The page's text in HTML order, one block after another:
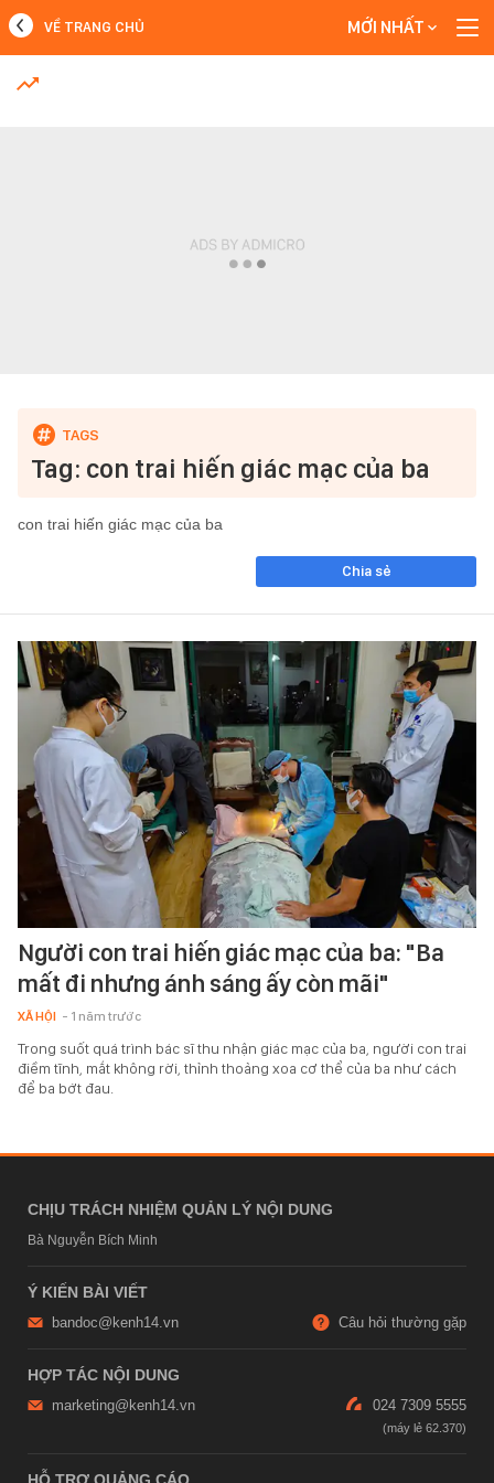
MỚI NHẤT
VỀ TRANG CHỦ MỚI NHẤT
Tag: con trai hiến giác mạc của ba
con trai hiến giác mạc của ba
Chia sẻ
Người con trai hiến giác mạc của ba: "Ba
mất đi nhưng ánh sáng ấy còn mãi"
XÃ HỘI - 1 năm trước
Trong suốt quá trình bác sĩ thu nhận giác mạc của ba, người con trai
điềm tĩnh, mắt không rời, thỉnh thoảng xoa cơ thể của ba như cách
để ba bớt đau.
CHỊU TRÁCH NHIỆM QUẢN LÝ NỘI DUNG
Bà Nguyễn Bích Minh
Ý KIẾN BÀI VIẾT
bandoc@kenh14.vn Câu hỏi thường gặp
HỢP TÁC NỘI DUNG
marketing@kenh14.vn 024 7309 5555